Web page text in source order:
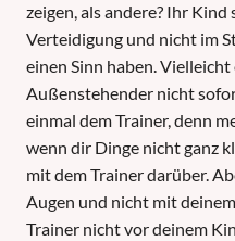
zeigen, als andere? Ihr
Verteidigung und nicht im
einen Sinn haben. Vielleicht
Außenstehender nicht
einmal dem Trainer, denn
wenn dir Dinge nicht ganz
mit dem Trainer darüber.
Augen und nicht mit
Trainer nicht vor deinem